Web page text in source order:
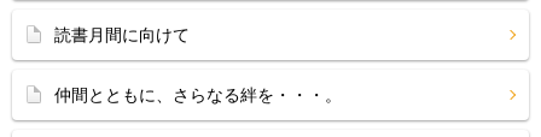
読書月間に向けて
仲間とともに、さらなる絆を・・・。